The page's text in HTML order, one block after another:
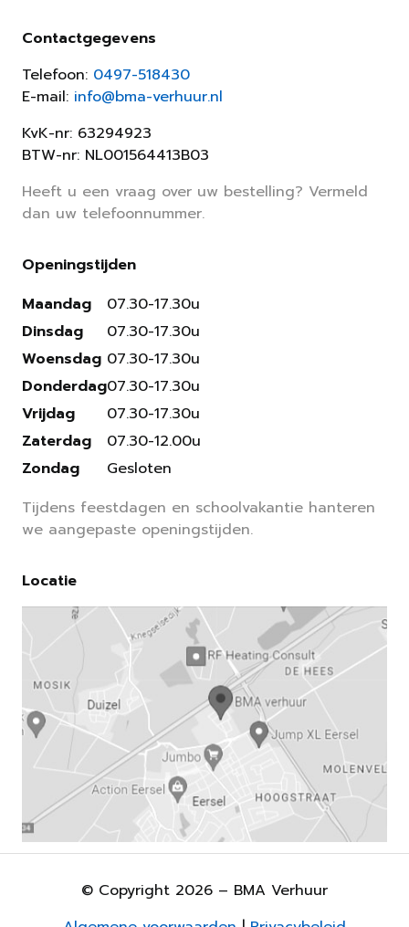
Contactgegevens
Telefoon: 0497-518430
E-mail: info@bma-verhuur.nl
KvK-nr: 63294923
BTW-nr: NL001564413B03
Heeft u een vraag over uw bestelling? Vermeld
dan uw telefoonnummer.
Openingstijden
Maandag
Dinsdag
Woensdag
Donderdag
Vrijdag
Zaterdag
Zondag
07.30-17.30u
07.30-17.30u
07.30-17.30u
07.30-17.30u
07.30-17.30u
07.30-12.00u
Gesloten
Tijdens feestdagen en schoolvakantie hanteren
we aangepaste openingstijden.
Locatie
© Copyright 2026 – BMA Verhuur